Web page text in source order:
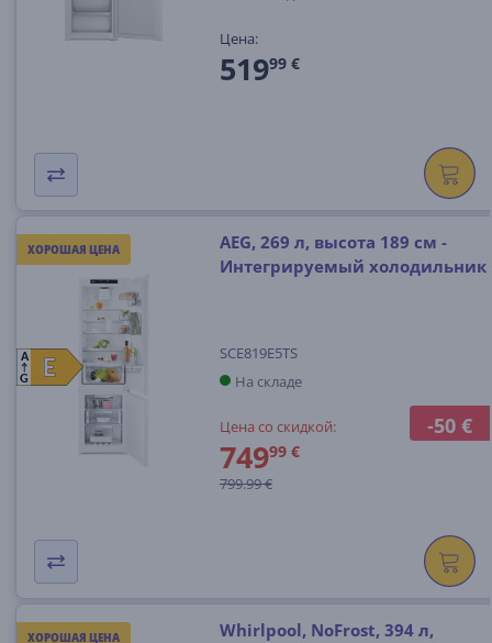
Цена:
51999 €
ХОРОШАЯ ЦЕНА
-50 €
E
E
A
G
AEG, 269 л, высота 189 см -
Интегрируемый холодильник
SCE819E5TS
На складе
Цена со скидкой:
74999 €
799.99 €
ХОРОШАЯ ЦЕНА
Whirlpool, NoFrost, 394 л,